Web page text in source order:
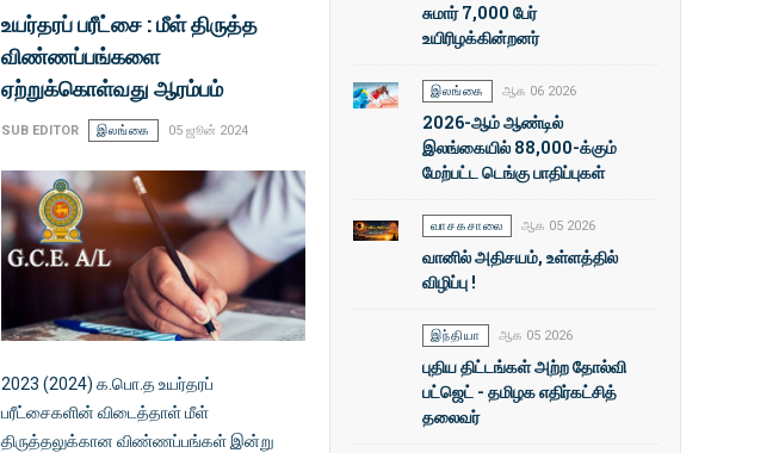
உயர்தரப் பரீட்சை : மீள் திருத்த
விண்ணப்பங்களை
ஏற்றுக்கொள்வது ஆரம்பம்
SUB EDITOR இலங்கை 05 ஜூன் 2024
2023 (2024) க.பொ.த உயர்தரப்
பரீட்சைகளின் விடைத்தாள் மீள்
திருத்தலுக்கான விண்ணப்பங்கள் இன்று
சுமார் 7,000 பேர்
உயிரிழக்கின்றனர்
இலங்கை ஆக 06 2026
2026-ஆம் ஆண்டில்
இலங்கையில் 88,000-க்கும்
மேற்பட்ட டெங்கு பாதிப்புகள்
வாசகசாலை ஆக 05 2026
வானில் அதிசயம், உள்ளத்தில்
விழிப்பு !
இந்தியா ஆக 05 2026
புதிய திட்டங்கள் அற்ற தோல்வி
பட்ஜெட் - தமிழக எதிர்கட்சித்
தலைவர்